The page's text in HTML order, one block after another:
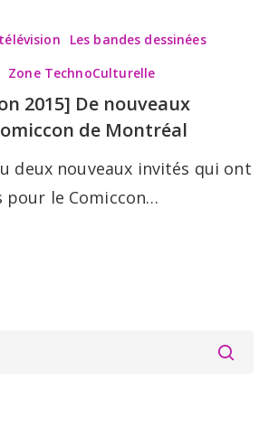
Les bandes dessinées
Zone TechnoCulturelle
2015] De nouveaux
de Montréal
deux nouveaux invités qui ont
pour le Comiccon…